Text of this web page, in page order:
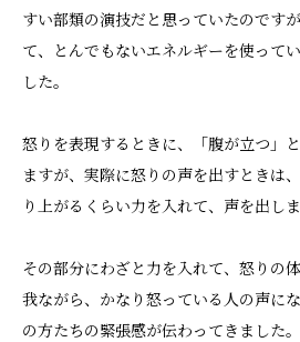
すい部類の演技だと思っていたのです
て、とんでもないエネルギーを使って
した。
怒りを表現するときに、「腹が立つ」
ますが、実際に怒りの声を出すときは
り上がるくらい力を入れて、声を出しま
その部分にわざと力を入れて、怒りの
我ながら、かなり怒っている人の声に
の方たちの緊張感が伝わってきました。